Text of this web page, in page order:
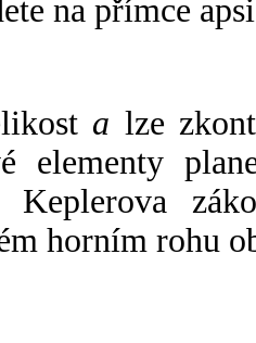
na přímce
a lze
elementy
horním rohu